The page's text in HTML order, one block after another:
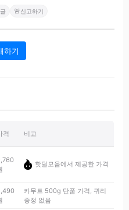
🚨신고하기
하기
격 비고
핫딜모음에서 제공한 가격
카무트 500g 단품 가격, 귀리
증정 없음